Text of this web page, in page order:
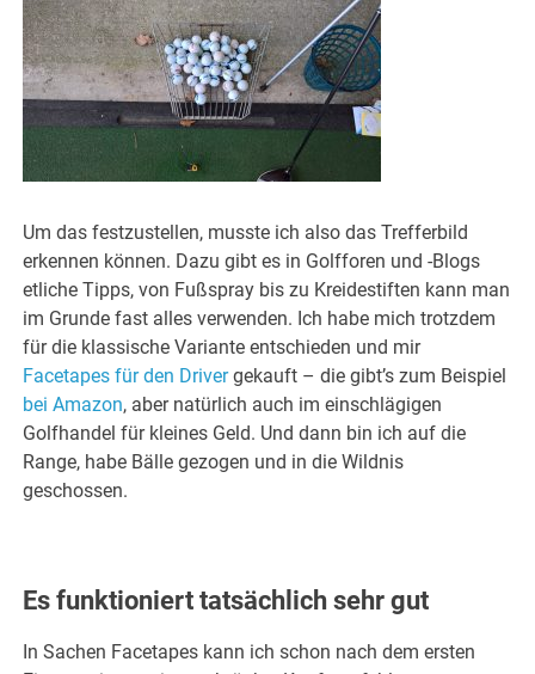
Um das festzustellen, musste ich also das Trefferbild
erkennen können. Dazu gibt es in Golfforen und -Blogs
etliche Tipps, von Fußspray bis zu Kreidestiften kann man
im Grunde fast alles verwenden. Ich habe mich trotzdem
für die klassische Variante entschieden und mir
Facetapes für den Drivergekauft – die gibt’s zum Beispiel
bei Amazon, aber natürlich auch im einschlägigen
Golfhandel für kleines Geld. Und dann bin ich auf die
Range, habe Bälle gezogen und in die Wildnis
geschossen.
Es funktioniert tatsächlich sehr gut
In Sachen Facetapes kann ich schon nach dem ersten